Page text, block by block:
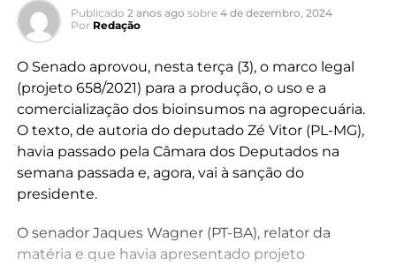
Publicado 2 anos ago sobre 4 de dezembro, 2024
Por Redação
O Senado aprovou, nesta terça (3), o marco legal
(projeto 658/2021) para a produção, o uso e a
comercialização dos bioinsumos na agropecuária.
O texto, de autoria do deputado Zé Vitor (PL-MG),
havia passado pela Câmara dos Deputados na
semana passada e, agora, vai à sanção do
presidente.
O senador Jaques Wagner (PT-BA), relator da
matéria e que havia apresentado projeto